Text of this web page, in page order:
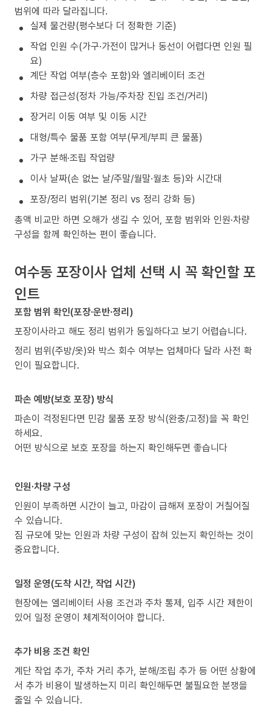
범위에 따라 달라집니다.
실제 물건량(평수보다 더 정확한 기준)
작업 인원 수(가구·가전이 많거나 동선이 어렵다면 인원 필
요)
계단 작업 여부(층수 포함)와 엘리베이터 조건
차량 접근성(정차 가능/주차장 진입 조건/거리)
장거리 이동 여부 및 이동 시간
대형/특수 물품 포함 여부(무게/부피 큰 물품)
가구 분해·조립 작업량
이사 날짜(손 없는 날/주말/월말·월초 등)와 시간대
포장/정리 범위(기본 정리 vs 정리 강화 등)
총액 비교만 하면 오해가 생길 수 있어, 포함 범위와 인원·차량
구성을 함께 확인하는 편이 좋습니다.
여수동 포장이사 업체 선택 시 꼭 확인할 포
인트
포함 범위 확인(포장·운반·정리)
포장이사라고 해도 정리 범위가 동일하다고 보기 어렵습니다.
정리 범위(주방/옷)와 박스 회수 여부는 업체마다 달라 사전 확
인이 필요합니다.
파손 예방(보호 포장) 방식
파손이 걱정된다면 민감 물품 포장 방식(완충/고정)을 꼭 확인
하세요.
어떤 방식으로 보호 포장을 하는지 확인해두면 좋습니다
인원·차량 구성
인원이 부족하면 시간이 늘고, 마감이 급해져 포장이 거칠어질
수 있습니다.
짐 규모에 맞는 인원과 차량 구성이 잡혀 있는지 확인하는 것이
중요합니다.
일정 운영(도착 시간, 작업 시간)
현장에는 엘리베이터 사용 조건과 주차 통제, 입주 시간 제한이
있어 일정 운영이 체계적이어야 합니다.
추가 비용 조건 확인
계단 작업 추가, 주차 거리 추가, 분해/조립 추가 등 어떤 상황에
서 추가 비용이 발생하는지 미리 확인해두면 불필요한 분쟁을
줄일 수 있습니다.